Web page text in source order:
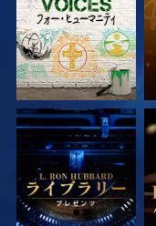
シリーズを探求